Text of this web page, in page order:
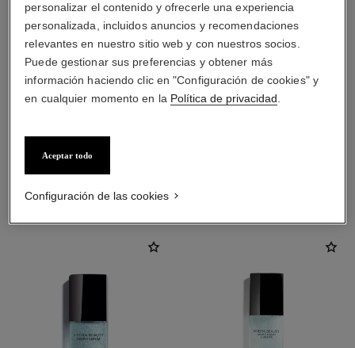
de noche,
protectores solares y
brumas antipolución
personalizar el contenido y ofrecerle una experiencia
personalizada, incluidos anuncios y recomendaciones
relevantes en nuestro sitio web y con nuestros socios.
Puede gestionar sus preferencias y obtener más
información haciendo clic en "Configuración de cookies" y
en cualquier momento en la Política de privacidad
Aceptar todo
Configuración de las cookies